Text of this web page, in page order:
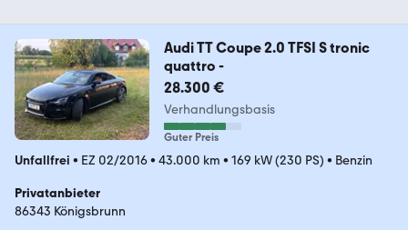
Audi TT Coupe 2.0 TFSI S tronic
quattro -
28.300 €
Verhandlungsbasis
Guter Preis
Unfallfrei • EZ 02/2016• 43.000 km • 169 kW (230 PS) • Benzin
Privatanbieter
86343 Königsbrunn